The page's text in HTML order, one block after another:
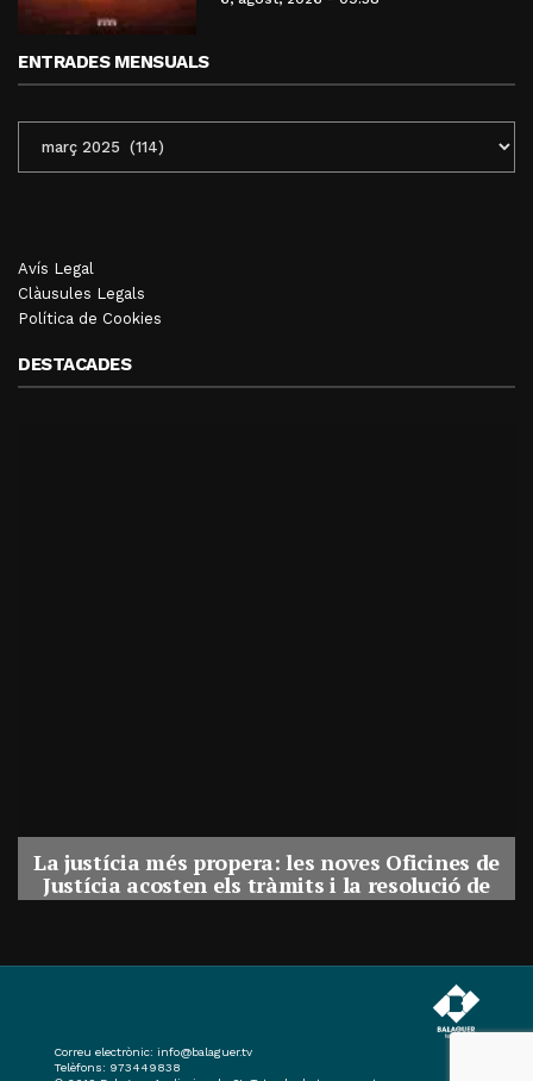
ENTRADES MENSUALS
MENSUALS
Avís Legal
Clàusules Legals
Política de Cookies
DESTACADES
La justícia més propera: les noves Oficines de
Justícia acosten els tràmits i la resolució de
conflictes als municipis de Catalunya
Correu electrònic: info@balaguer.tv
Telèfons: 973449838